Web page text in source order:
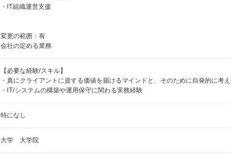
・IT組織運営支援
変更の範囲：有
会社の定める業務
【必要な経験/スキル】
・真にクライアントに資する価値を届けるマインドと、そのために自発的に考
・IT/システムの構築や運用保守に関わる実務経験
特になし
大学 大学院